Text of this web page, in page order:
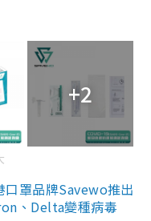
+2
口罩品牌Savewo推出
、Delta變種病毒